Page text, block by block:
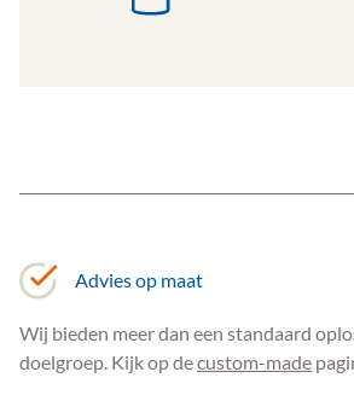
Advies op maat
Wij bieden meer dan een standaard
doelgroep. Kijk op decustom-made